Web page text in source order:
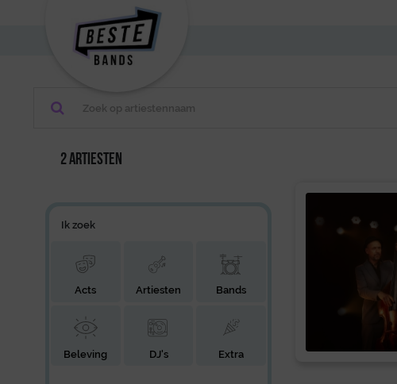
2 artiesten
Ik zoek
Acts Artiesten Bands
Beleving DJ's Extra